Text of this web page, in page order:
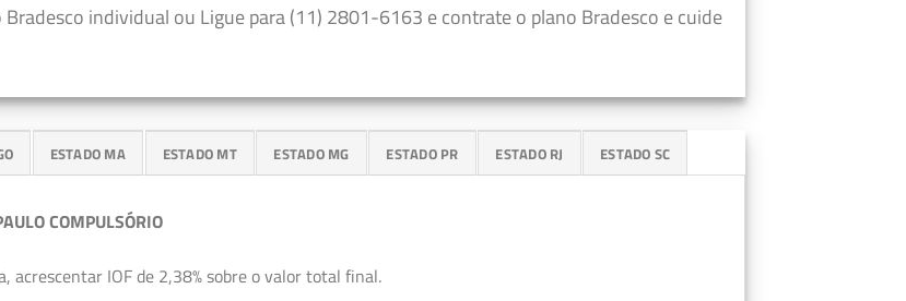
individual ou Ligue para (11) 2801-6163 e contrate o plano Bradesco e cuide
ESTADO MA ESTADO MT ESTADO MG ESTADO PR ESTADO RJ ESTADO SC
COMPULSÓRIO
acrescentar IOF de 2,38% sobre o valor total final.